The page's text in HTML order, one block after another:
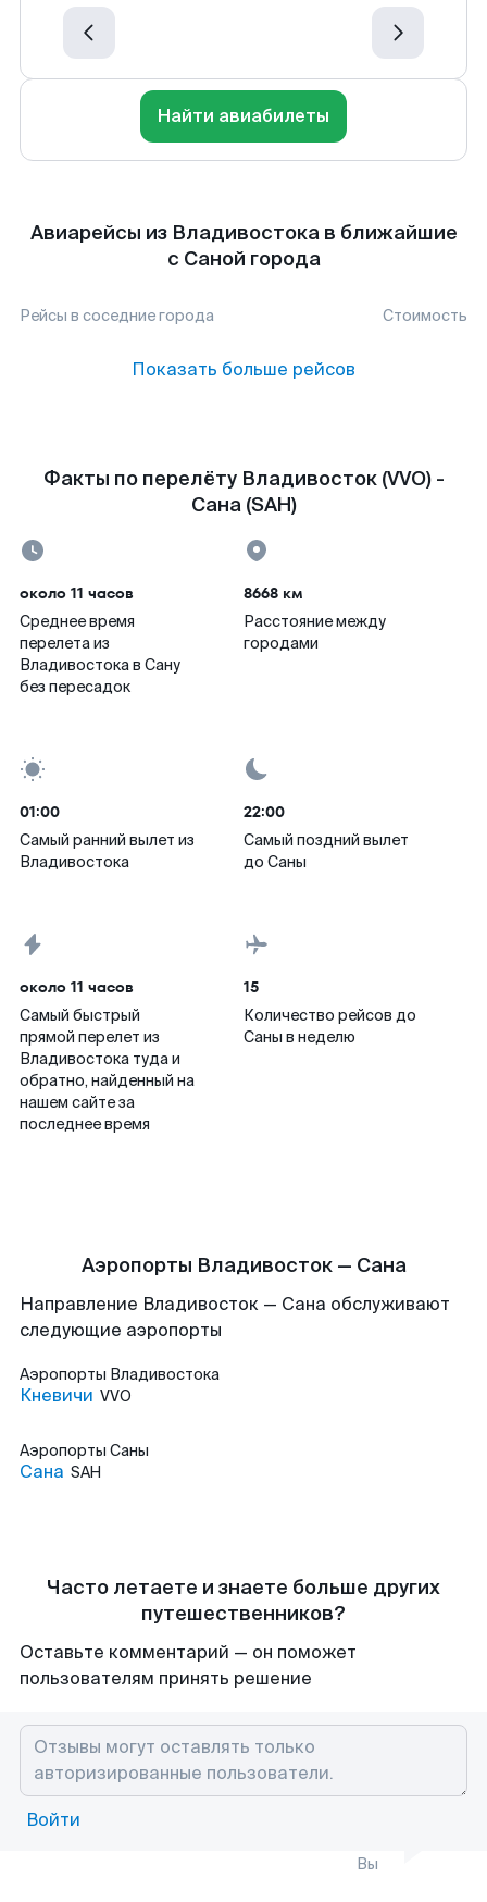
Найти авиабилеты
Авиарейсы из Владивостока в ближайшие
с Саной города
Рейсы в соседние города Стоимость
Показать больше рейсов
Факты по перелёту Владивосток (VVO) -
Сана (SAH)
около 11 часов
Среднее время
перелета из
Владивостока в Сану
без пересадок
8668 км
Расстояние между
городами
01:00
Самый ранний вылет из
Владивостока
22:00
Самый поздний вылет
до Саны
около 11 часов
Самый быстрый
прямой перелет из
Владивостока туда и
обратно, найденный на
нашем сайте за
последнее время
15
Количество рейсов до
Саны в неделю
Аэропорты Владивосток — Сана
Направление Владивосток — Сана обслуживают
следующие аэропорты
Аэропорты Владивостока
Кневичи VVO
Аэропорты Саны
Сана SAH
Часто летаете и знаете больше других
путешественников?
Оставьте комментарий — он поможет
пользователям принять решение
Войти
Вы